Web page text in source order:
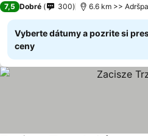
7,5 Dobré 300 6.6 km >>
Vyberte dátumy a pozrite si
ceny